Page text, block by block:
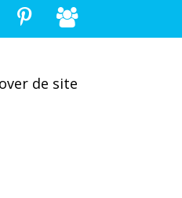
over de site